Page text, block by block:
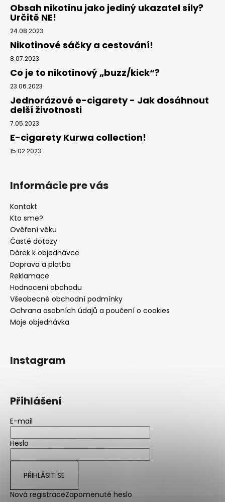
p
o
r
u
č
u
j
e
m
e
CUBA
WHITE
WATERMELON
Původně:
128
Kč
Obsah nikotinu jako jediný ukazatel síly?
Určitě NE!
24.08.2023
Nikotinové sáčky a cestování!
8.07.2023
Co je to nikotinový „buzz/kick“?
23.06.2023
Jednorázové e-cigarety - Jak dosáhnout
delší životnosti
7.05.2023
E-cigarety Kurwa collection!
15.02.2023
Informácie pre vás
Kontakt
Kto sme?
Ověření věku
Časté dotazy
Dárek k objednávce
Doprava a platba
Reklamace
Hodnocení obchodu
Všeobecné obchodní podmínky
Ochrana osobních údajů a poučení o cookies
Moje objednávka
Instagram
Přihlášení
E-mail
Heslo
PŘIHLÁSIT SE
Nová registraceZapomenuté heslo